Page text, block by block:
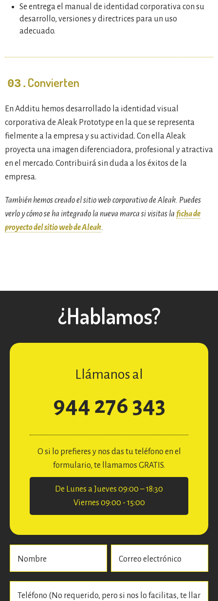
Se entrega el manual de identidad corporativa con su
desarrollo, versiones y directrices para un uso
adecuado.
03. Convierten
En Additu hemos desarrollado la identidad visual
corporativa de Aleak Prototype en la que se representa
fielmente a la empresa y su actividad. Con ella Aleak
proyecta una imagen diferenciadora, profesional y atractiva
en el mercado. Contribuirá sin duda a los éxitos de la
empresa.
También hemos creado el sitio web corporativo de Aleak. Puedes
verlo y cómo se ha integrado la nueva marca si visitas la ficha de
proyecto del sitio web de Aleak.
¿Hablamos?
Llámanos al
944 276 343
O si lo prefieres y nos das tu teléfono en el
formulario, te llamamos GRATIS.
De Lunes a Jueves 09:00 – 18:30
Viernes 09:00 - 15:00